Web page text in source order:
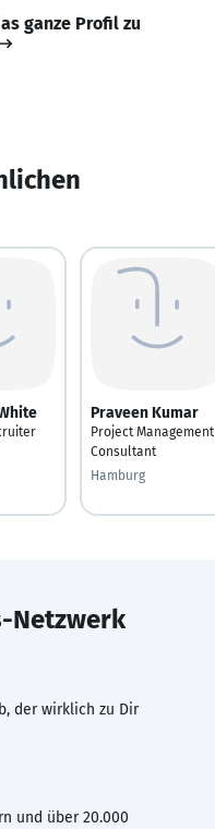
ganze Profil zu
Praveen Kumar
Project Management
Consultant
Hamburg
Netzwerk
der wirklich zu Dir
und über 20.000